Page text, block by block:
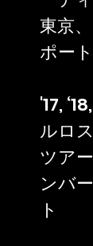
東京
ポート
'17,
ルロ
ツア
ンバ
ト